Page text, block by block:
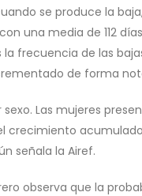
se produce la
una media de 112
frecuencia de las
de forma
Las mujeres
señala la Airef.
observa que la